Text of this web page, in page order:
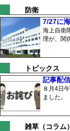
防衛
7/27に
海上自衛
理が、関
トピックス
記事配
８月4日
ました
雑草（コラム）